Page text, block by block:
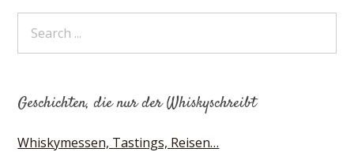
Geschichten, die nur der Whiskyschreibt
Whiskymessen, Tastings, Reisen…